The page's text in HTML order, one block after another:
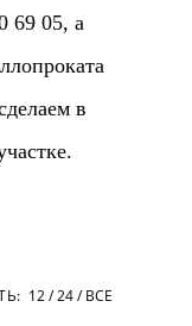
69 05, а
в
12 24 ВСЕ